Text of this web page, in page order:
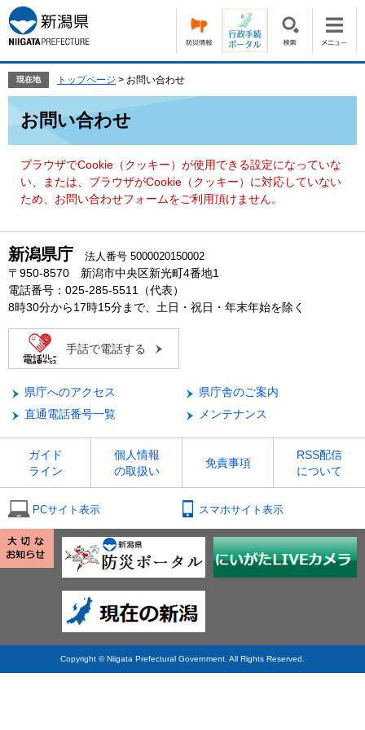
ー
ジ
の
頭
す。
ニ
ュ
ー
飛
て
現在地 トップページ > お問い合わせ
お問い合わせ
ブラウザでCookie（クッキー）が使用できる設定になっていな
い、または、ブラウザがCookie（クッキー）に対応していない
ため、お問い合わせフォームをご利用頂けません。
新潟県庁 法人番号 5000020150002
〒950-8570 新潟市中央区新光町4番地1
電話番号：025-285-5511（代表）
8時30分から17時15分まで、土日・祝日・年末年始を除く
手話で電話する
県庁へのアクセス
県庁舎のご案内
直通電話番号一覧
メンテナンス
ガイド
ライン
個人情報
の取扱い
免責事項
RSS配信
について
PCサイト表示 スマホサイト表示
Copyright © Niigata Prefectural Government. All Rights Reserved.